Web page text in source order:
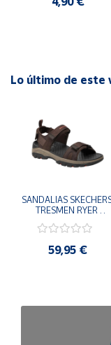
Lo último de este
SANDALIAS
TRESMEN RYER
205112-CHOC
COMODAS
59,95 €